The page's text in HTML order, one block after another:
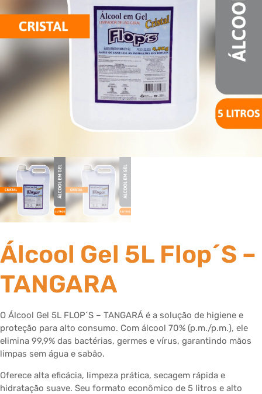
Álcool Gel 5L Flop´s –
TANGARA
O Álcool Gel 5L FLOP´S – TANGARÁ é a solução de higiene e
proteção para alto consumo. Com álcool 70% (p.m./p.m.), ele
elimina 99,9% das bactérias, germes e vírus, garantindo mãos
limpas sem água e sabão.
Oferece alta eficácia, limpeza prática, secagem rápida e
hidratação suave. Seu formato econômico de 5 litros e alto